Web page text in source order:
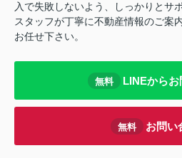
入で失敗しないよう、しっかりとサ
スタッフが丁寧に不動産情報のご案
お任せ下さい。
無料 LINEから
無料 お問い